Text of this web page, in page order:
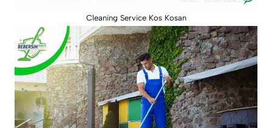
Cleaning Service Kos Kosan